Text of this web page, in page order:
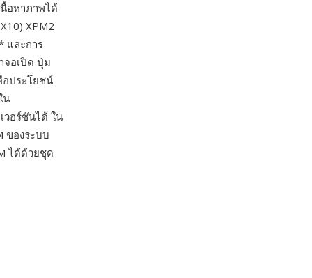
อหาภาพได้
XPM2
และการ
จอเปิด ปุ่ม
ประโยชน์
น
วอร์ชันได้ ใน
ของระบบ
ได้ด้วยชุด